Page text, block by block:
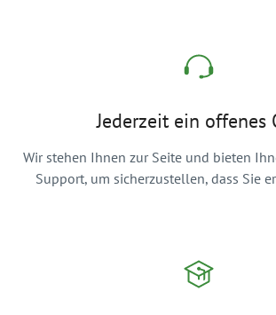
Jederzeit ein offenes
Wir stehen Ihnen zur Seite und bieten
Support, um sicherzustellen, dass Sie